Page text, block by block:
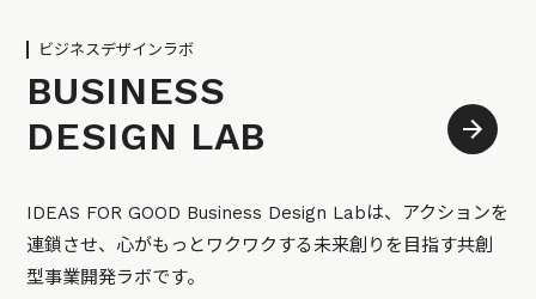
ビジネスデザインラボ
BUSINESS
DESIGN LAB
IDEAS FOR GOOD Business Design Labは、アクションを
連鎖させ、心がもっとワクワクする未来創りを目指す共創
型事業開発ラボです。